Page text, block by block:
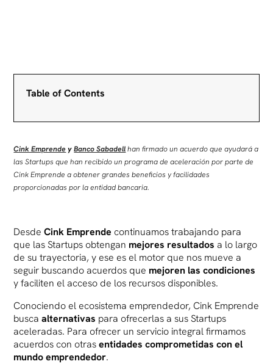
Table of Contents
Cink EmprendeyBanco Sabadellhan firmado un acuerdo que ayudará a
las Startups que han recibido un programa de aceleración por parte de
Cink Emprende a obtener grandes beneficios y facilidades
proporcionadas por la entidad bancaria.
Desde Cink Emprende continuamos trabajando para
que las Startups obtengan mejores resultados a lo largo
de su trayectoria, y ese es el motor que nos mueve a
seguir buscando acuerdos que mejoren las condiciones
y faciliten el acceso de los recursos disponibles.
Conociendo el ecosistema emprendedor, Cink Emprende
buscaalternativas para ofrecerlas a sus Startups
aceleradas. Para ofrecer un servicio integral firmamos
acuerdos con otrasentidades comprometidas con el
mundo emprendedor.